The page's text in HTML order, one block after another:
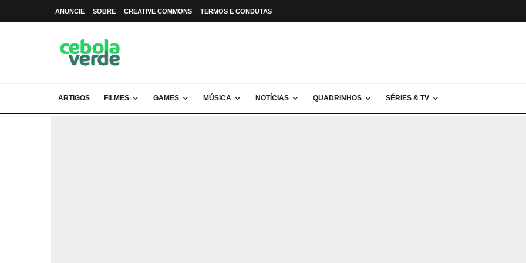
ANUNCIE SOBRE CREATIVE COMMONS TERMOS E CONDUTAS
ARTIGOS FILMES GAMES MÚSICA NOTÍCIAS QUADRINHOS SÉRIES & TV